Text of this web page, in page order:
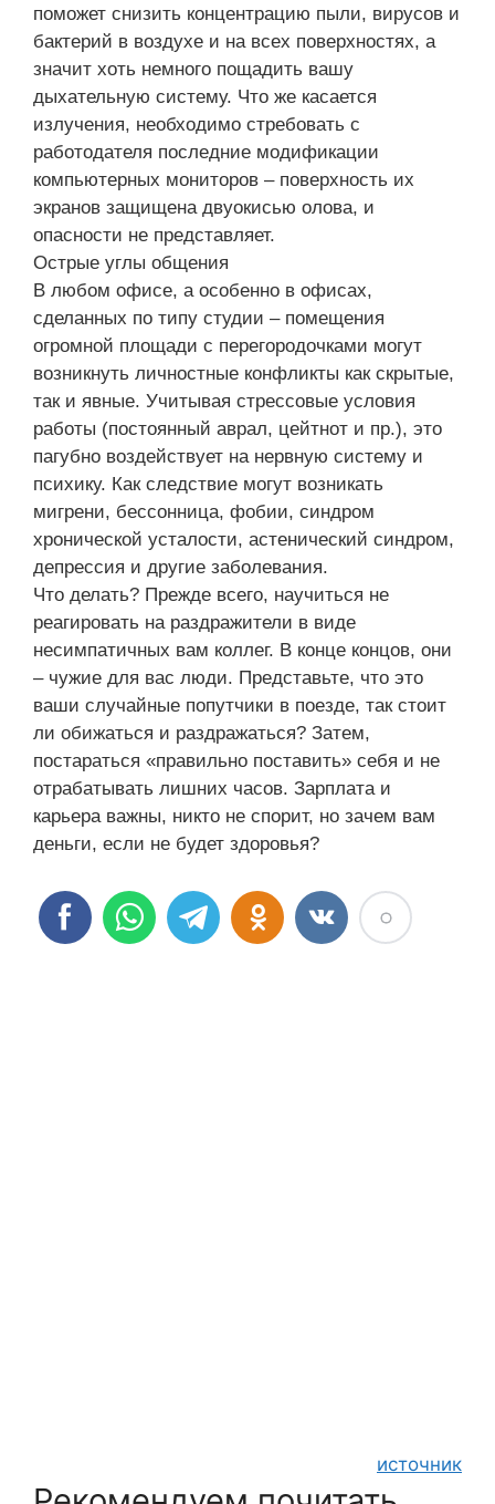
поможет снизить концентрацию пыли, вирусов и
бактерий в воздухе и на всех поверхностях, а
значит хоть немного пощадить вашу
дыхательную систему. Что же касается
излучения, необходимо стребовать с
работодателя последние модификации
компьютерных мониторов – поверхность их
экранов защищена двуокисью олова, и
опасности не представляет.
Острые углы общения
В любом офисе, а особенно в офисах,
сделанных по типу студии – помещения
огромной площади с перегородочками могут
возникнуть личностные конфликты как скрытые,
так и явные. Учитывая стрессовые условия
работы (постоянный аврал, цейтнот и пр.), это
пагубно воздействует на нервную систему и
психику. Как следствие могут возникать
мигрени, бессонница, фобии, синдром
хронической усталости, астенический синдром,
депрессия и другие заболевания.
Что делать? Прежде всего, научиться не
реагировать на раздражители в виде
несимпатичных вам коллег. В конце концов, они
– чужие для вас люди. Представьте, что это
ваши случайные попутчики в поезде, так стоит
ли обижаться и раздражаться? Затем,
постараться «правильно поставить» себя и не
отрабатывать лишних часов. Зарплата и
карьера важны, никто не спорит, но зачем вам
деньги, если не будет здоровья?
источник